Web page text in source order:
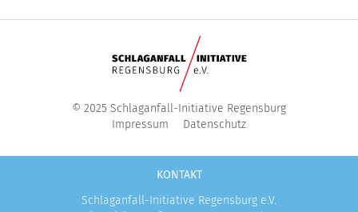
© 2025 Schlaganfall-Initiative Regensburg
Impressum
Datenschutz
KONTAKT
Schlaganfall-Initiative Regensburg e.V.